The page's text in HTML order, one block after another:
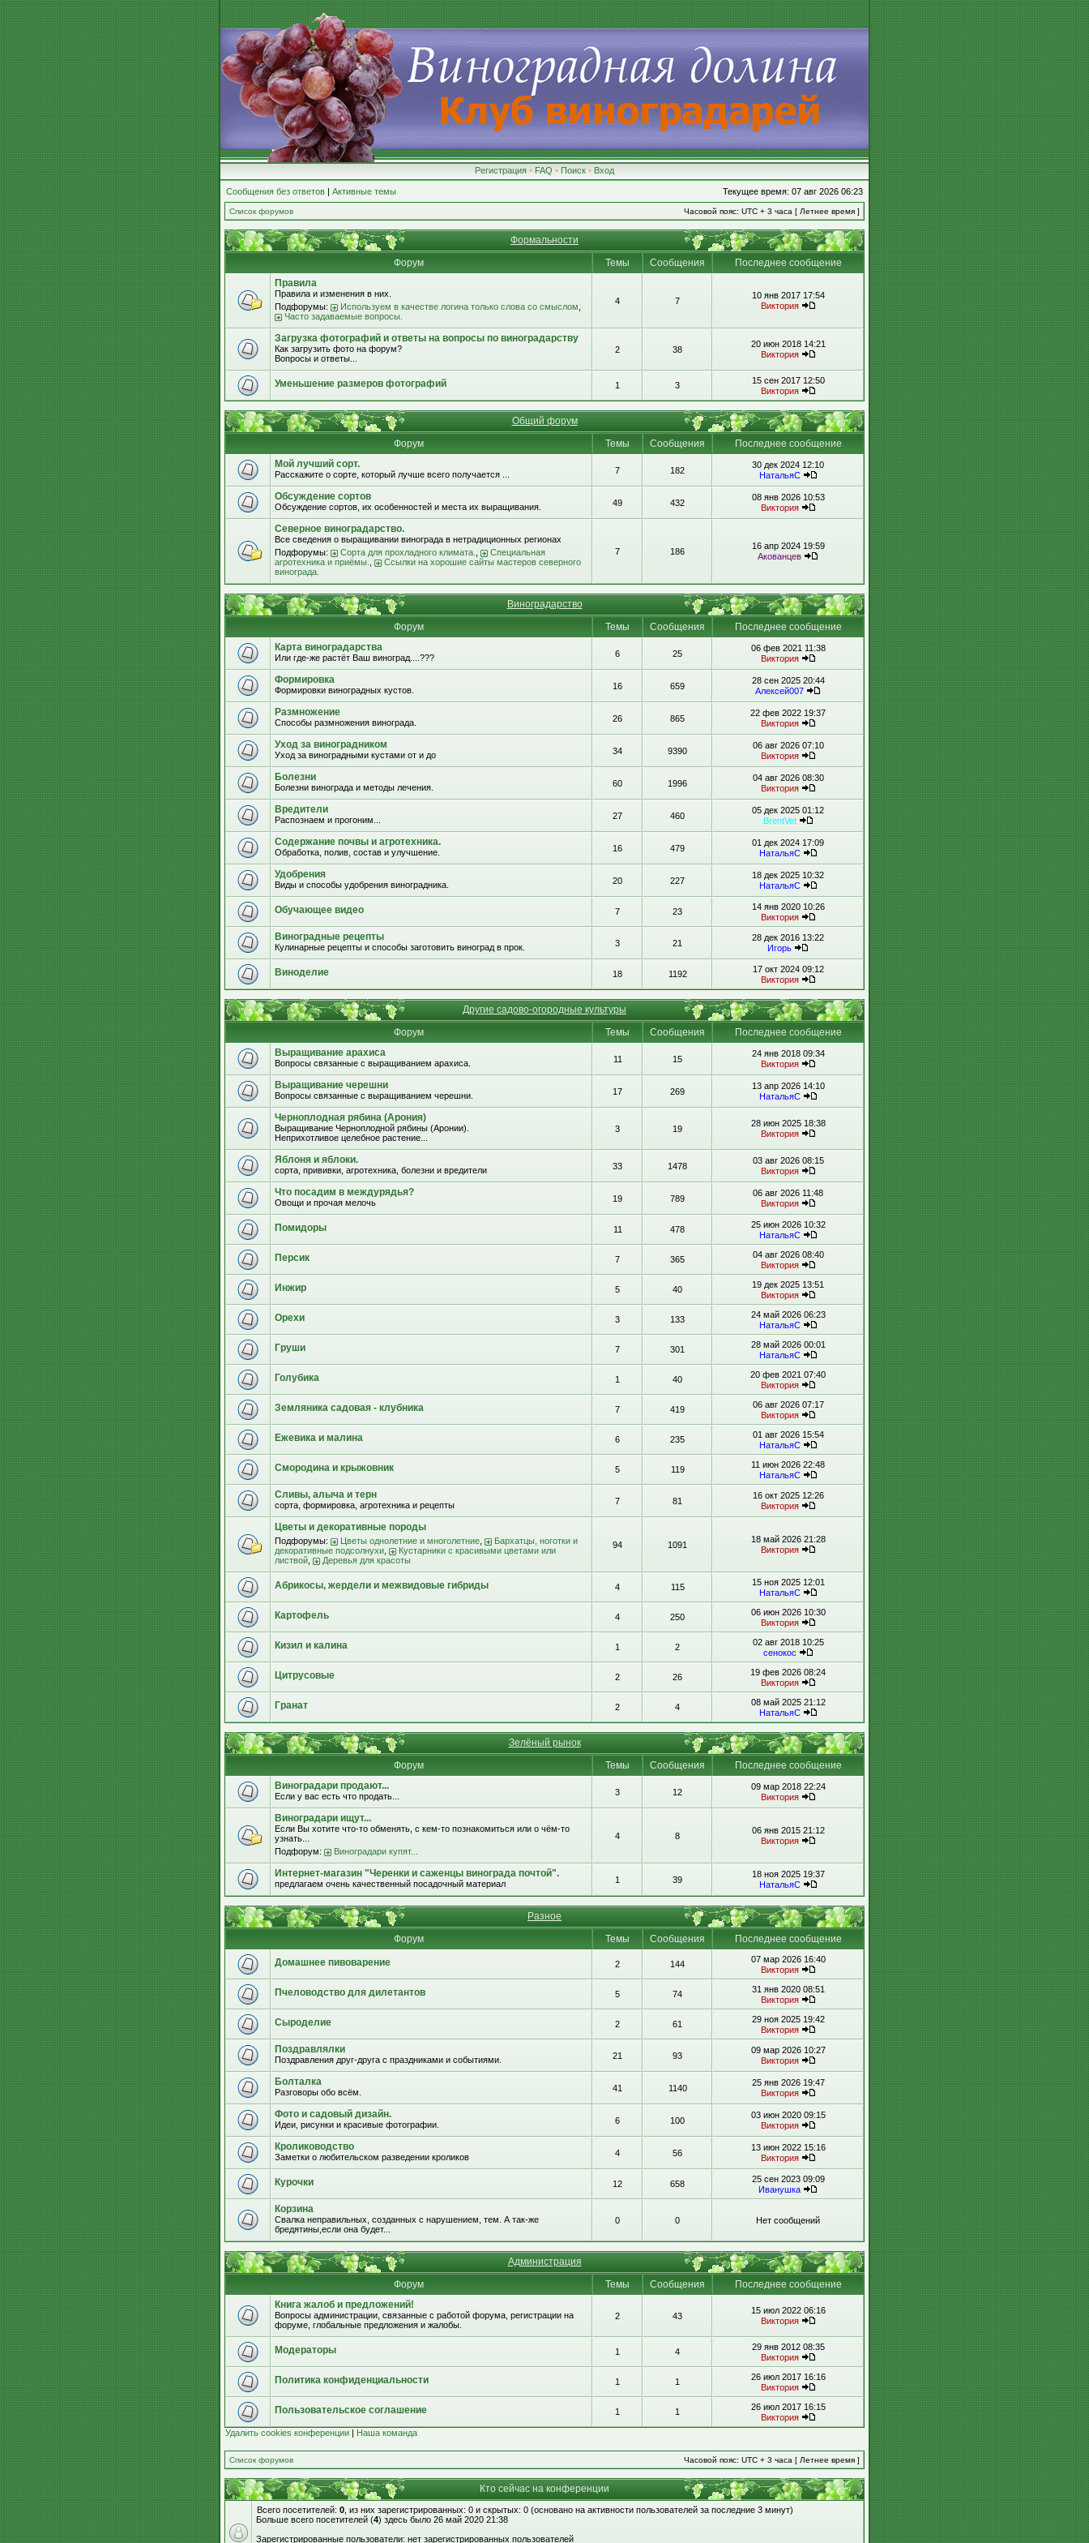
Регистрация • FAQ • Поиск • Вход
Сообщения без ответов | Активные темы Текущее время: 07 авг 2026 06:23
Список форумов Часовой пояс: UTC + 3 часа [ Летнее время ]
Формальности
Форум
Темы Сообщения
Последнее сообщение
Правила
Правила и изменения в них.
Подфорумы:
Используем в качестве логина только слова со смыслом
Часто задаваемые вопросы.
4 7
10 янв 2017 17:54
Виктория
Загрузка фотографий и ответы на вопросы по виноградарству
Как загрузить фото на форум?
Вопросы и ответы...
2 38
20 июн 2018 14:21
Виктория
Уменьшение размеров фотографий 1 3
15 сен 2017 12:50
Виктория
Общий форум
Форум
Темы Сообщения
Последнее сообщение
Мой лучший сорт.
Расскажите о сорте, который лучше всего получается ... 7 182
30 дек 2024 12:10
НатальяС
Обсуждение сортов
Обсуждение сортов, их особенностей и места их выращивания. 49 432
08 янв 2026 10:53
Виктория
Северное виноградарство.
Все сведения о выращивании винограда в нетрадиционных регионах
Подфорумы:
Сорта для прохладного климата.
Специальная
агротехника и приёмы.
Ссылки на хорошие сайты мастеров северного
винограда.
7 186
16 апр 2024 19:59
Акованцев
Виноградарство
Форум
Темы Сообщения
Последнее сообщение
Карта виноградарства
Или где-же растёт Ваш виноград....??? 6 25
06 фев 2021 11:38
Виктория
Формировка
Формировки виноградных кустов. 16 659
28 сен 2025 20:44
Алексей007
Размножение
Способы размножения винограда. 26 865
22 фев 2022 19:37
Виктория
Уход за виноградником
Уход за виноградными кустами от и до 34 9390
06 авг 2026 07:10
Виктория
Болезни
Болезни винограда и методы лечения. 60 1996
04 авг 2026 08:30
Виктория
Вредители
Распознаем и прогоним... 27 460
05 дек 2025 01:12
BrentVet
Содержание почвы и агротехника.
Обработка, полив, состав и улучшение. 16 479
01 дек 2024 17:09
НатальяС
Удобрения
Виды и способы удобрения виноградника. 20 227
18 дек 2025 10:32
НатальяС
Обучающее видео 7 23
14 янв 2020 10:26
Виктория
Виноградные рецепты
Кулинарные рецепты и способы заготовить виноград в прок. 3 21
28 дек 2016 13:22
Игорь
Виноделие 18 1192
17 окт 2024 09:12
Виктория
Другие садово-огородные культуры
Форум
Темы Сообщения
Последнее сообщение
Выращивание арахиса
Вопросы связанные с выращиванием арахиса. 11 15
24 янв 2018 09:34
Виктория
Выращивание черешни
Вопросы связанные с выращиванием черешни. 17 269
13 апр 2026 14:10
НатальяС
Черноплодная рябина (Арония)
Выращивание Черноплодной рябины (Аронии).
Неприхотливое целебное растение...
3 19
28 июн 2025 18:38
Виктория
Яблоня и яблоки.
сорта, прививки, агротехника, болезни и вредители 33 1478
03 авг 2026 08:15
Виктория
Что посадим в междурядья?
Овощи и прочая мелочь 19 789
06 авг 2026 11:48
Виктория
Помидоры 11 478
25 июн 2026 10:32
НатальяС
Персик 7 365
04 авг 2026 08:40
Виктория
Инжир 5 40
19 дек 2025 13:51
Виктория
Орехи 3 133
24 май 2026 06:23
НатальяС
Груши 7 301
28 май 2026 00:01
НатальяС
Голубика 1 40
20 фев 2021 07:40
Виктория
Земляника садовая - клубника 7 419
06 авг 2026 07:17
Виктория
Ежевика и малина 6 235
01 авг 2026 15:54
НатальяС
Смородина и крыжовник 5 119
11 июн 2026 22:48
НатальяС
Сливы, алыча и терн
сорта, формировка, агротехника и рецепты 7 81
16 окт 2025 12:26
Виктория
Цветы и декоративные породы
Подфорумы: Цветы однолетние и многолетние
Бархатцы, ноготки и
декоративные подсолнухи
Кустарники с красивыми цветами или
листвой
Деревья для красоты
94 1091
18 май 2026 21:28
Виктория
Абрикосы, жердели и межвидовые гибриды 4 115
15 ноя 2025 12:01
НатальяС
Картофель 4 250
06 июн 2026 10:30
Виктория
Кизил и калина 1 2
02 авг 2018 10:25
сенокос
Цитрусовые 2 26
19 фев 2026 08:24
Виктория
Гранат 2 4
08 май 2025 21:12
НатальяС
Зелёный рынок
Форум
Темы Сообщения
Последнее сообщение
Виноградари продают...
Если у вас есть что продать... 3 12
09 мар 2018 22:24
Виктория
Виноградари ищут...
Если Вы хотите что-то обменять, с кем-то познакомиться или о чём-то
узнать...
Подфорум:
Виноградари купят...
4 8
06 янв 2015 21:12
Виктория
Интернет-магазин "Черенки и саженцы винограда почтой".
предлагаем очень качественный посадочный материал 1 39
18 ноя 2025 19:37
НатальяС
Разное
Форум
Темы Сообщения Последнее сообщение
Домашнее пивоварение 2 144
07 мар 2026 16:40
Виктория
Пчеловодство для дилетантов 5 74
31 янв 2020 08:51
Виктория
Сыроделие 2 61
29 ноя 2025 19:42
Виктория
Поздравлялки
Поздравления друг-друга с праздниками и событиями. 21 93
09 мар 2026 10:27
Виктория
Болталка
Разговоры обо всём. 41 1140
25 янв 2026 19:47
Виктория
Фото и садовый дизайн.
Идеи, рисунки и красивые фотографии. 6 100
03 июн 2020 09:15
Виктория
Кролиководство
Заметки о любительском разведении кроликов 4 56
13 июн 2022 15:16
Виктория
Курочки 12 658
25 сен 2023 09:09
Иванушка
Корзина
Свалка неправильных, созданных с нарушением, тем. А так-же
бредятины,если она будет...
0 0 Нет сообщений
Администрация
Форум
Темы Сообщения
Последнее сообщение
Книга жалоб и предложений!
Вопросы администрации, связанные с работой форума, регистрации на
форуме, глобальные предложения и жалобы.
2 43
15 июл 2022 06:16
Виктория
Модераторы 1 4
29 янв 2012 08:35
Виктория
Политика конфиденциальности 1 1
26 июл 2017 16:16
Виктория
Пользовательское соглашение 1 1
26 июл 2017 16:15
Виктория
Удалить cookies конференции | Наша команда
Список форумов Часовой пояс: UTC + 3 часа [ Летнее время ]
Кто сейчас на конференции
Всего посетителей: 0 , из них зарегистрированных: 0 и скрытых: 0 (основано на активности пользователей за последние 3 минут)
Больше всего посетителей (4) здесь было 26 май 2020 21:38
Зарегистрированные пользователи: нет зарегистрированных пользователей